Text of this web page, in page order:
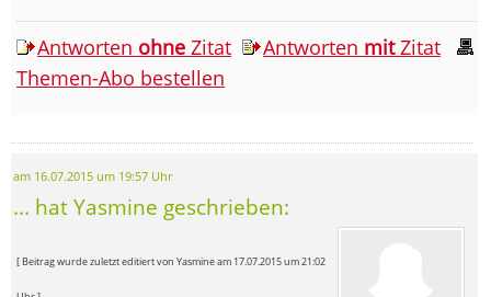
Antworten ohne Zitat Antworten mitZitat
Themen-Abo bestellen
am 16.07.2015 um 19:57 Uhr
... hat Yasmine geschrieben:
[ Beitrag wurde zuletzt editiert von Yasmine am 17.07.2015 um 21:02